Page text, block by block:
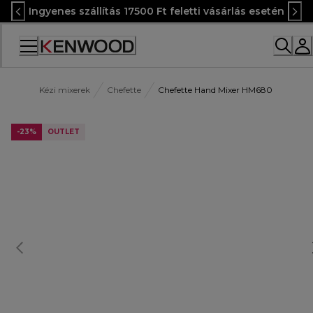
Skip
to
Content
Ingyenes szállítás 17500 Ft feletti vásárlás esetén
Accessibility
Kézi mixerek Chefette Chefette Hand Mixer HM680
-23% OUTLET